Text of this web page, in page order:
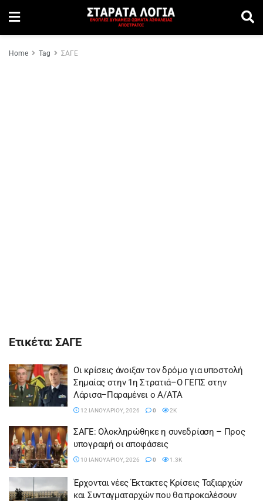
Home Tag ΣΑΓΕ
Ετικέτα:ΣΑΓΕ
Οι κρίσεις άνοιξαν τον δρόμο για υποστολή
Σημαίας στην 1η Στρατιά–Ο ΓΕΠΣ στην
Λάρισα–Παραμένει ο A/ΑΤΑ
12 ΙΑΝΟΥΑΡΊΟΥ, 2026 0 2K
ΣΑΓΕ: Ολοκληρώθηκε η συνεδρίαση – Προς
υπογραφή οι αποφάσεις
10 ΙΑΝΟΥΑΡΊΟΥ, 2026 0 1.3K
Έρχονται νέες Έκτακτες Κρίσεις Ταξιαρχών
και Συνταγματαρχών που θα προκαλέσουν